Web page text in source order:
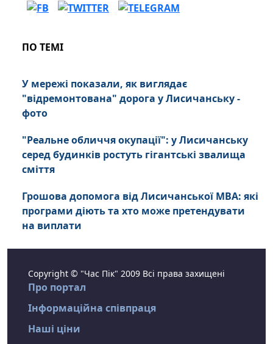
ПО ТЕМІ
У мережі показали, як виглядає
"відремонтована" дорога у Лисичанську -
фото
"Реальне обличчя окупації": у Лисичанську
серед будинків ростуть гігантські звалища
сміття
Грошова допомога від Лисичанської МВА: які
програми діють та хто може претендувати
на виплати
Copyright © "Час Пік" 2009 Всі права захищені
Про портал
Інформаційна співпраця
Наші ціни